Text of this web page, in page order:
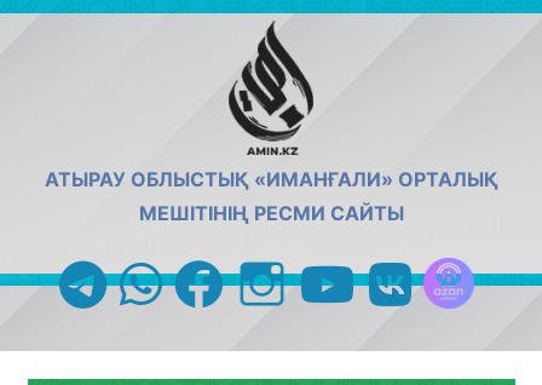
АТЫРАУ ОБЛЫСТЫҚ «ИМАНҒАЛИ» ОРТАЛЫҚ
МЕШІТІНІҢ РЕСМИ САЙТЫ
telegramwhatsappfacebookinstagramyoutubevk